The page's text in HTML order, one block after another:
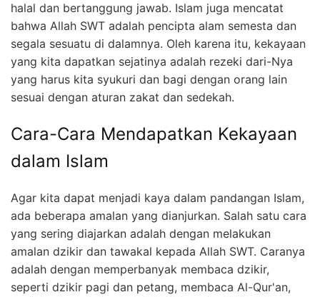
halal dan bertanggung jawab. Islam juga mencatat
bahwa Allah SWT adalah pencipta alam semesta dan
segala sesuatu di dalamnya. Oleh karena itu, kekayaan
yang kita dapatkan sejatinya adalah rezeki dari-Nya
yang harus kita syukuri dan bagi dengan orang lain
sesuai dengan aturan zakat dan sedekah.
Cara-Cara Mendapatkan Kekayaan
dalam Islam
Agar kita dapat menjadi kaya dalam pandangan Islam,
ada beberapa amalan yang dianjurkan. Salah satu cara
yang sering diajarkan adalah dengan melakukan
amalan dzikir dan tawakal kepada Allah SWT. Caranya
adalah dengan memperbanyak membaca dzikir,
seperti dzikir pagi dan petang, membaca Al-Qur'an,